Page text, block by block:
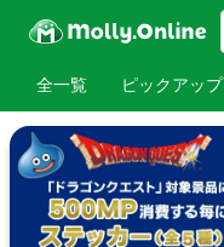
全一覧 ピックアップ